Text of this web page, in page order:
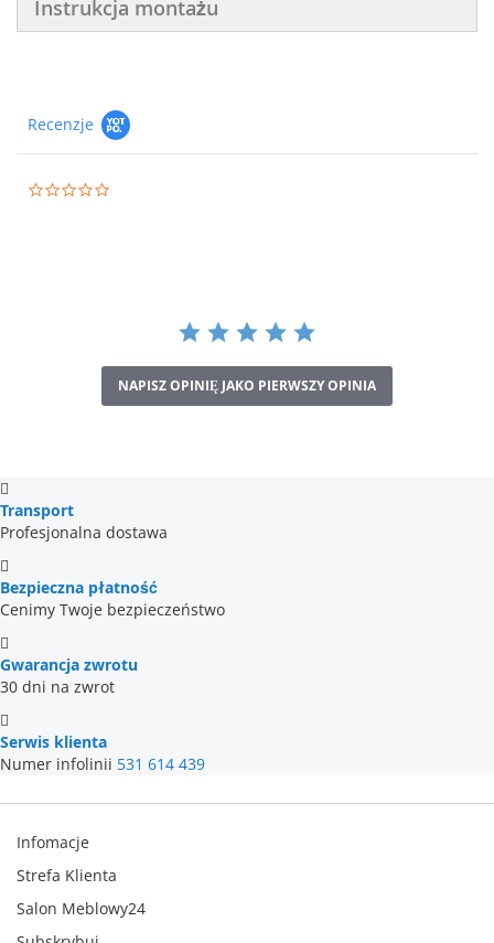
Instrukcja montażu
Recenzje
NAPISZ OPINIĘ JAKO PIERWSZY OPINIA
Transport
Profesjonalna dostawa
Bezpieczna płatność
Cenimy Twoje bezpieczeństwo
Gwarancja zwrotu
30 dni na zwrot
Serwis klienta
Numer infolinii 531 614 439
Infomacje
Strefa Klienta
Salon Meblowy24